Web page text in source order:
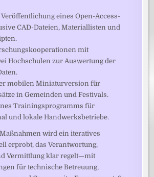
eines Open-Access-
CAD-Dateien, Materiallisten und
mit
Hochschulen zur Auswertung der
mobilen Miniaturversion für
in Gemeinden und Festivals.
Trainingsprogramms für
und lokale Handwerksbetriebe.
wird ein iteratives
erprobt, das Verantwortung,
Vermittlung klar regelt—mit
für technische Betreuung,